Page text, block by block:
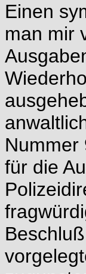
Einen
man mir
Nummer
für die